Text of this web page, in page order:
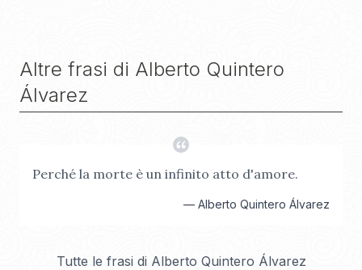
Altre frasi di Alberto Quintero
Álvarez
Perché la morte è un infinito atto d'amore.
— Alberto Quintero Álvarez
Tutte le frasi di Alberto Quintero Álvarez